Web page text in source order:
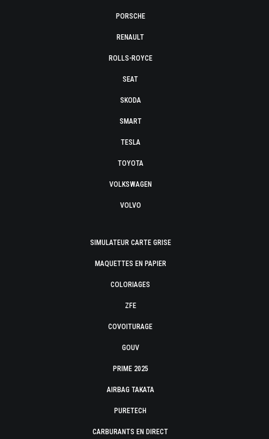
PORSCHE
RENAULT
ROLLS-ROYCE
SEAT
SKODA
SMART
TESLA
TOYOTA
VOLKSWAGEN
VOLVO
SIMULATEUR CARTE GRISE
MAQUETTES EN PAPIER
COLORIAGES
ZFE
COVOITURAGE
GOUV
PRIME 2025
AIRBAG TAKATA
PURETECH
CARBURANTS EN DIRECT